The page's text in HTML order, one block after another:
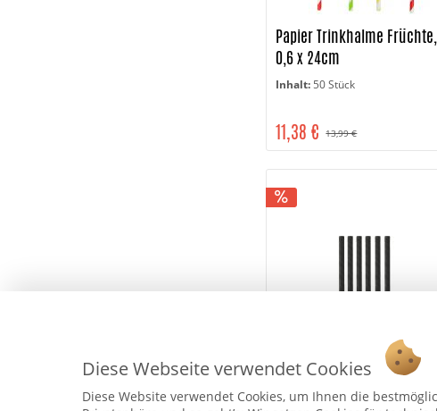
Papier Trinkhalme
0,6 x 24cm
Inhalt: 50 Stück
13,99 €
11,38 €
Papier Trinkhalme Cocktail Ø
0,8 x 15cm, schwarz
Diese Webseite verwendet Cookies
Diese Website verwendet Cookies, um Ihnen die